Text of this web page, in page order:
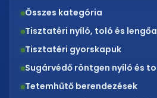
Összes kategória
Tisztatéri nyíló, toló és
Tisztatéri gyorskapuk
Sugárvédő röntgen nyíló és
Tetemhűtő berendezések